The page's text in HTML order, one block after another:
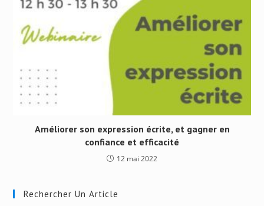
Améliorer son expression écrite, et gagner en
confiance et efficacité
12 mai 2022
Rechercher Un Article